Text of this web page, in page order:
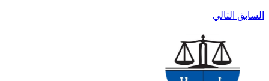
السابق التالي